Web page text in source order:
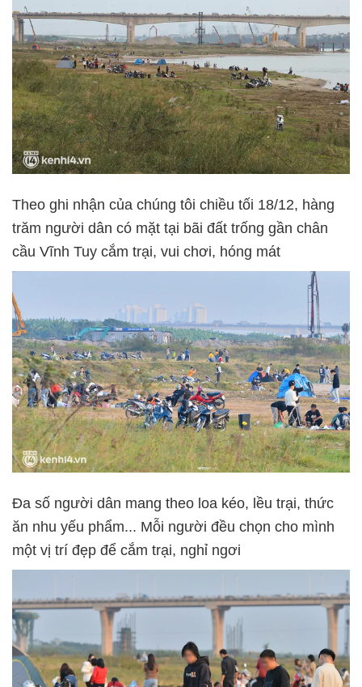
Theo ghi nhận của chúng tôi chiều tối 18/12, hàng
trăm người dân có mặt tại bãi đất trống gần chân
cầu Vĩnh Tuy cắm trại, vui chơi, hóng mát
Đa số người dân mang theo loa kéo, lều trại, thức
ăn nhu yếu phẩm... Mỗi người đều chọn cho mình
một vị trí đẹp để cắm trại, nghỉ ngơi